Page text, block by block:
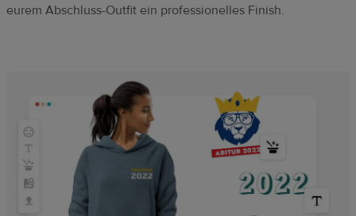
eurem Abschluss-Outfit ein professionelles Finish.